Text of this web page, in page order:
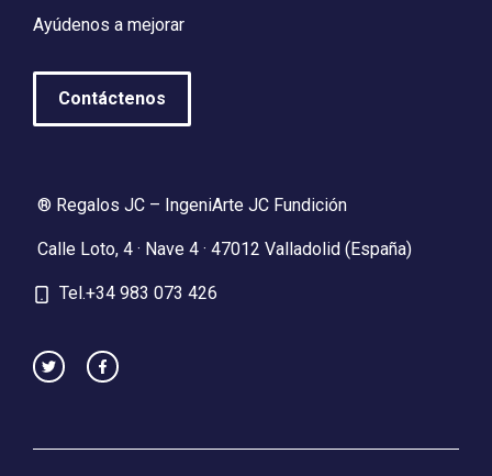
Ayúdenos a mejorar
Contáctenos
® Regalos JC – IngeniArte JC Fundición
Calle Loto, 4 · Nave 4 · 47012 Valladolid (España)
Tel.+34 983 073 426